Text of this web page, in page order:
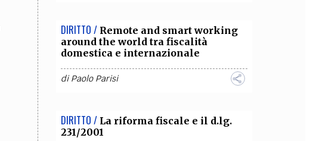
DIRITTO / Remote and smart working
around the world tra fiscalità
domestica e internazionale
diPaolo Parisi
DIRITTO / La riforma fiscale e il d.lg.
231/2001